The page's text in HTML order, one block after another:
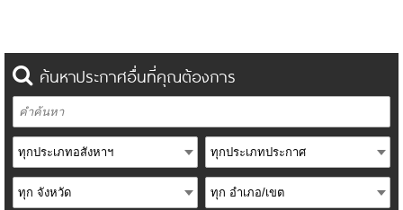
ค้นหาประกาศอื่นที่คุณต้องการ